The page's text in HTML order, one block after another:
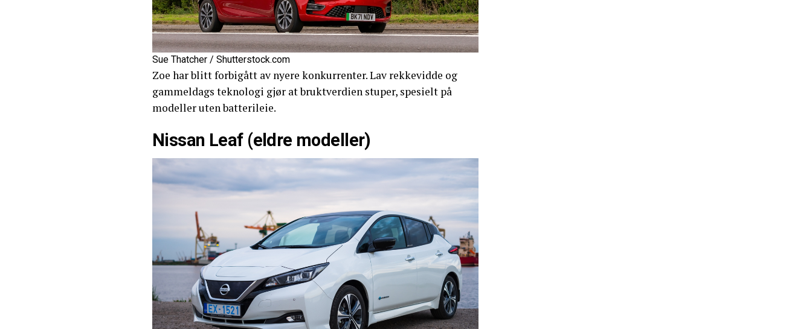
Sue Thatcher / Shutterstock.com
Zoe har blitt forbigått av nyere konkurrenter. Lav rekkevidde og
gammeldags teknologi gjør at bruktverdien stuper, spesielt på
modeller uten batterileie.
Nissan Leaf (eldre modeller)